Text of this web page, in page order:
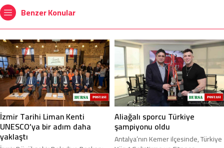
Benzer Konular
İzmir Tarihi Liman Kenti
UNESCO’ya bir adım daha
yaklaştı
Aliağalı sporcu Türkiye
şampiyonu oldu
Antalya’nın Kemer ilçesinde, Türkiye